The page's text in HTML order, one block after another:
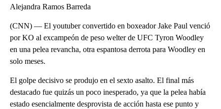
Alejandra Ramos Barreda
(CNN) — El youtuber convertido en boxeador Jake Paul venció
por KO al excampeón de peso welter de UFC Tyron Woodley
en una pelea revancha, otra espantosa derrota para Woodley en
solo meses.
El golpe decisivo se produjo en el sexto asalto. El final más
destacado fue quizás un poco inesperado, ya que la pelea había
estado esencialmente desprovista de acción hasta ese punto y